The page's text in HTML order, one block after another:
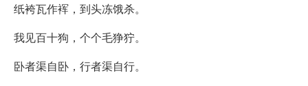
纸袴瓦作裈，到头冻饿杀。
我见百十狗，个个毛狰狞。
卧者渠自卧，行者渠自行。